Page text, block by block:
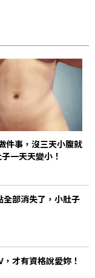
件事，沒三天小腹就
一天天變小！
部消失了，小肚子
才有資格說愛妳！